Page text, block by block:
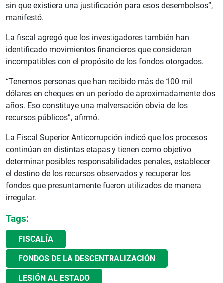
sin que existiera una justificación para esos desembolsos”,
manifestó.
La fiscal agregó que los investigadores también han
identificado movimientos financieros que consideran
incompatibles con el propósito de los fondos otorgados.
“Tenemos personas que han recibido más de 100 mil
dólares en cheques en un período de aproximadamente dos
años. Eso constituye una malversación obvia de los
recursos públicos”, afirmó.
La Fiscal Superior Anticorrupción indicó que los procesos
continúan en distintas etapas y tienen como objetivo
determinar posibles responsabilidades penales, establecer
el destino de los recursos observados y recuperar los
fondos que presuntamente fueron utilizados de manera
irregular.
Tags:
FISCALÍA
FONDOS DE LA DESCENTRALIZACIÓN
LESIÓN AL ESTADO